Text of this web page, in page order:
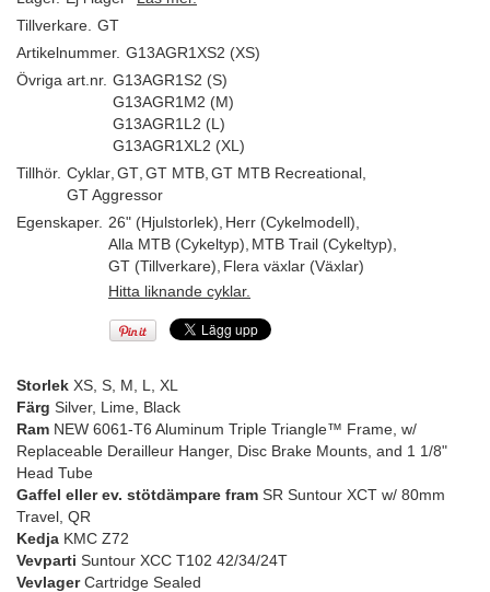
Tillverkare. GT
Artikelnummer. G13AGR1XS2 (XS)
Övriga art.nr. G13AGR1S2 (S)
G13AGR1M2 (M)
G13AGR1L2 (L)
G13AGR1XL2 (XL)
Tillhör. Cyklar GT GT MTB GT MTB Recreational
GT Aggressor
Egenskaper. 26" (Hjulstorlek) Herr (Cykelmodell)
Alla MTB (Cykeltyp) MTB Trail (Cykeltyp)
GT (Tillverkare) Flera växlar (Växlar)
Hitta liknande cyklar.
Storlek XS, S, M, L, XL
Färg Silver, Lime, Black
Ram NEW 6061-T6 Aluminum Triple Triangle™ Frame, w/
Replaceable Derailleur Hanger, Disc Brake Mounts, and 1 1/8"
Head Tube
Gaffel eller ev. stötdämpare fram SR Suntour XCT w/ 80mm
Travel, QR
Kedja KMC Z72
Vevparti Suntour XCC T102 42/34/24T
VevlagerCartridge Sealed